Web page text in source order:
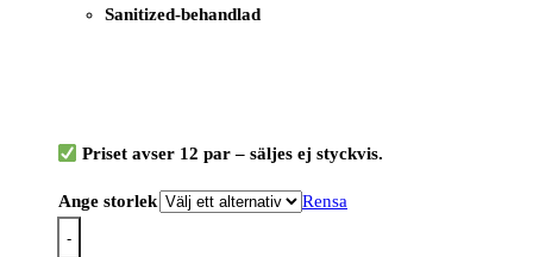
Sanitized-behandlad
Priset avser 12 par – säljes ej styckvis.
Ange storlek Rensa
-